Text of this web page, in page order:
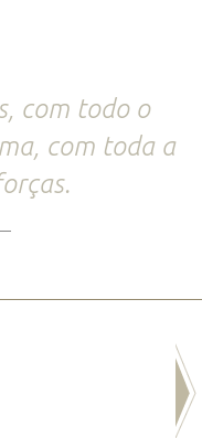
com todo o
com toda a